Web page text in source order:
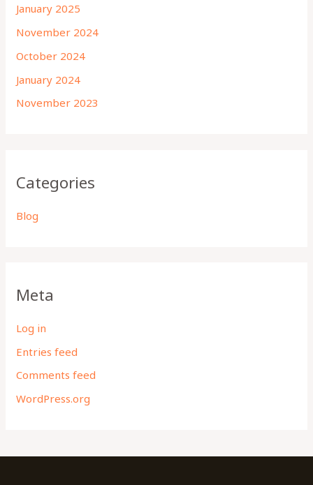
January 2025
November 2024
October 2024
January 2024
November 2023
Categories
Blog
Meta
Log in
Entries feed
Comments feed
WordPress.org